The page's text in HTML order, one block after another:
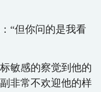
“但你问的是我看
敏感的察觉到他的
非常不欢迎他的样